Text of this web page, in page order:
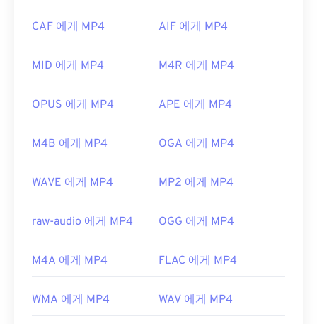
여는 데 문제가 발생할 수 있습니다. MP4는 다양한
여는 데 문제가 있는 경우 일반적으로 컨테이너의 데
되지 않음을 의미합니다. 이 문제를 해결하려면
개발자: Moving Picture Experts Group(MPEG)
최초 출시: 1999년
유용한 링크:
https://mpeg.chiariglione.org/standards/mpeg-
CAF 에게 MP4 AIF 에게 MP4
MID 에게 MP4 M4R 에게 MP4
OPUS 에게 MP4 APE 에게 MP4
M4B 에게 MP4 OGA 에게 MP4
WAVE 에게 MP4 MP2 에게 MP4
raw-audio 에게 MP4 OGG 에게 MP4
M4A 에게 MP4 FLAC 에게 MP4
WMA 에게 MP4 WAV 에게 MP4